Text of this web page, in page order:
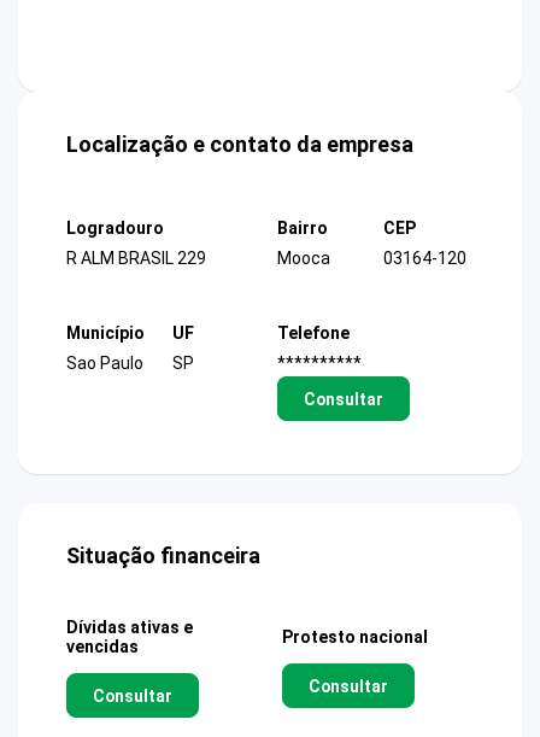
Localização e contato da empresa
Logradouro
R ALM BRASIL 229
Bairro
Mooca
CEP
03164-120
Município
Sao Paulo
UF
SP
Telefone
**********
Consultar
Situação financeira
Dívidas ativas e
vencidas
Consultar
Protesto nacional
Consultar